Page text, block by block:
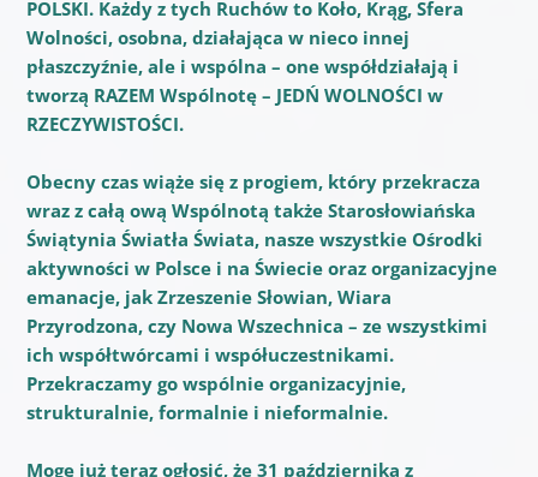
POLSKI. Każdy z tych Ruchów to Koło, Krąg, Sfera
Wolności, osobna, działająca w nieco innej
płaszczyźnie, ale i wspólna – one współdziałają i
tworzą RAZEM Wspólnotę – JEDŃ WOLNOŚCI w
RZECZYWISTOŚCI.
Obecny czas wiąże się z progiem, który przekracza
wraz z całą ową Wspólnotą także Starosłowiańska
Świątynia Światła Świata, nasze wszystkie Ośrodki
aktywności w Polsce i na Świecie oraz organizacyjne
emanacje, jak Zrzeszenie Słowian, Wiara
Przyrodzona, czy Nowa Wszechnica – ze wszystkimi
ich współtwórcami i współuczestnikami.
Przekraczamy go wspólnie organizacyjnie,
strukturalnie, formalnie i nieformalnie.
Mogę już teraz ogłosić, że 31 października z